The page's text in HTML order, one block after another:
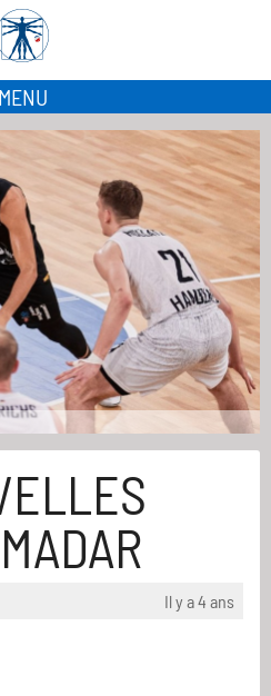
MENU
Il y a 4 ans